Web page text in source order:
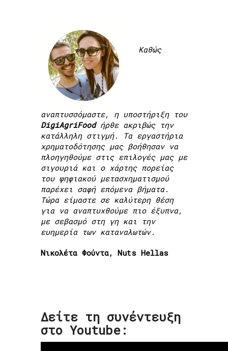
Καθώς
αναπτυσσόμαστε, η υποστήριξη του
DigiAgriFoodήρθε ακριβώς την
κατάλληλη στιγμή. Τα εργαστήρια
χρηματοδότησης μας βοήθησαν να
πλοηγηθούμε στις επιλογές μας με
σιγουριά και ο χάρτης πορείας
του ψηφιακού μετασχηματισμού
παρέχει σαφή επόμενα βήματα.
Τώρα είμαστε σε καλύτερη θέση
για να αναπτυχθούμε πιο έξυπνα,
με σεβασμό στη γη και την
ευημερία των καταναλωτών.
Νικολέτα Φούντα, Nuts Hellas
Δείτε τη συνέντευξη
στο Youtube: